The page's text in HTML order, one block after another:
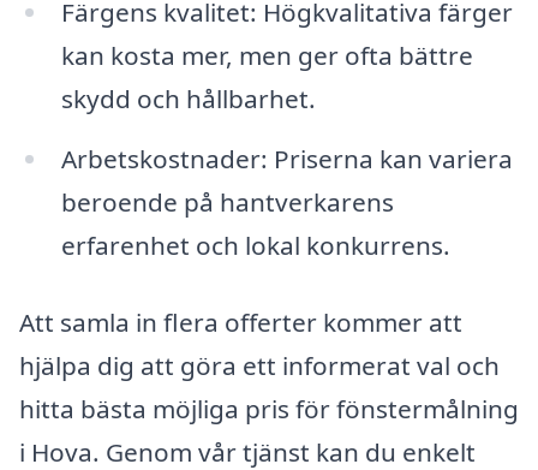
Färgens kvalitet: Högkvalitativa färger
kan kosta mer, men ger ofta bättre
skydd och hållbarhet.
Arbetskostnader: Priserna kan variera
beroende på hantverkarens
erfarenhet och lokal konkurrens.
Att samla in flera offerter kommer att
hjälpa dig att göra ett informerat val och
hitta bästa möjliga pris för fönstermålning
i Hova. Genom vår tjänst kan du enkelt